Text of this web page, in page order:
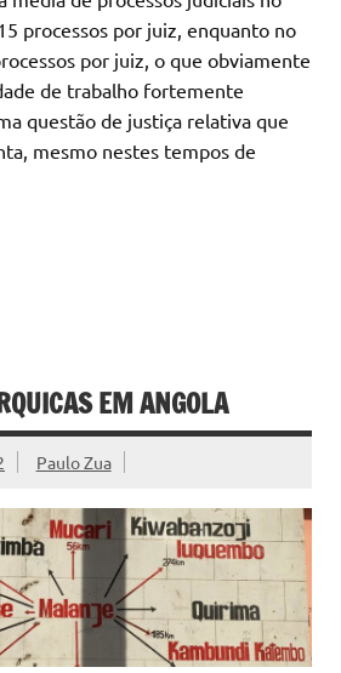
processos por juiz, enquanto no
por juiz, o que obviamente
de trabalho fortemente
questão de justiça relativa que
mesmo nestes tempos de
EM ANGOLA
Paulo Zua